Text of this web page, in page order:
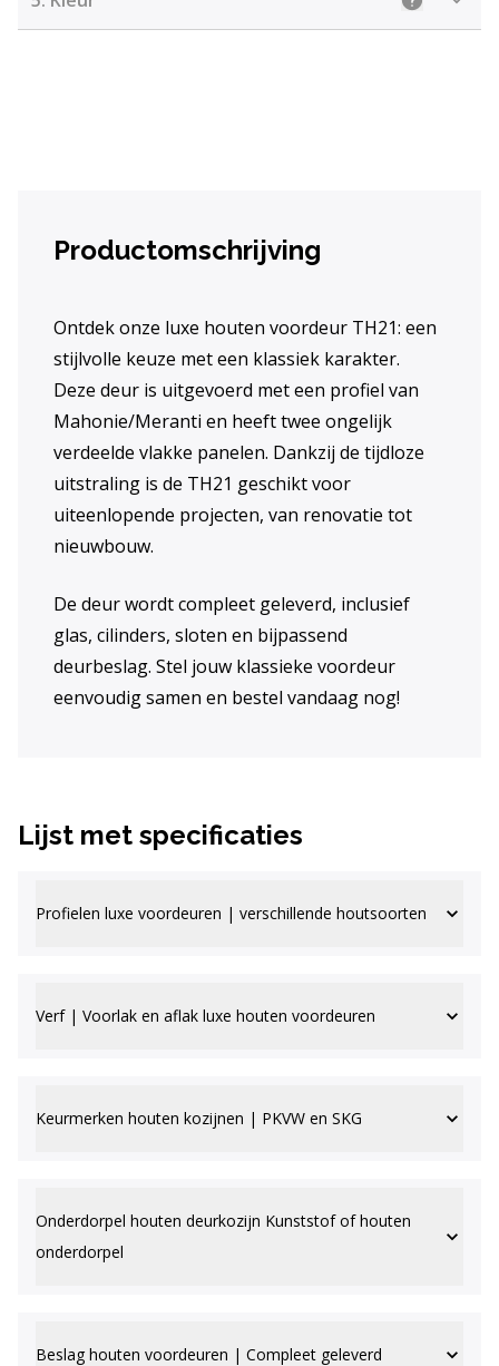
Productomschrijving
Ontdek onze luxe houten voordeur TH21: een
stijlvolle keuze met een klassiek karakter.
Deze deur is uitgevoerd met een profiel van
Mahonie/Meranti en heeft twee ongelijk
verdeelde vlakke panelen. Dankzij de tijdloze
uitstraling is de TH21 geschikt voor
uiteenlopende projecten, van renovatie tot
nieuwbouw.
De deur wordt compleet geleverd, inclusief
glas, cilinders, sloten en bijpassend
deurbeslag. Stel jouw klassieke voordeur
eenvoudig samen en bestel vandaag nog!
Lijst met specificaties
Profielen luxe voordeuren | verschillende houtsoorten
Verf | Voorlak en aflak luxe houten voordeuren
Keurmerken houten kozijnen | PKVW en SKG
Onderdorpel houten deurkozijn Kunststof of houten
onderdorpel
Beslag houten voordeuren | Compleet geleverd